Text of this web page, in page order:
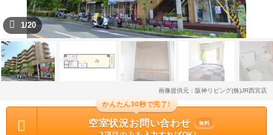
1/20
画像提供元：阪神リビング(株)JR西宮店
かんたん30秒で完了!
空室状況お問い合わせ 無料